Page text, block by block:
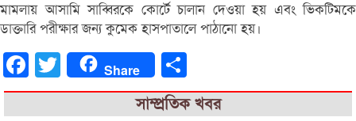
মামলায় আসামি সাব্বিরকে কোর্টে চালান দেওয়া হয় এবং ভিকটিমকে
ডাক্তারি পরীক্ষার জন্য কুমেক হাসপাতালে পাঠানো হয়।
FacebookTwitter Share
সাম্প্রতিক খবর